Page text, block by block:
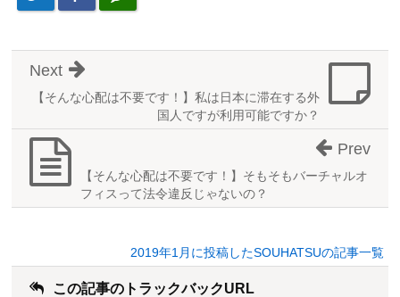
【そんな心配は不要です！】私は日本に滞在する外
国人ですが利用可能ですか？
Next
【そんな心配は不要です！】そもそもバーチャルオ
フィスって法令違反じゃないの？
Prev
2019年1月に投稿したSOUHATSUの記事一覧
この記事のトラックバックURL